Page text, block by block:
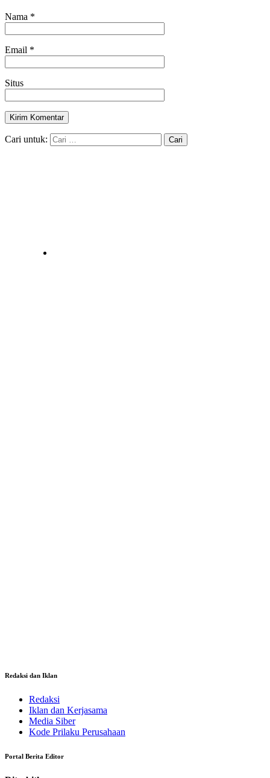
Nama *
Email *
Situs
Cari untuk:
Redaksi dan Iklan
Redaksi
Iklan dan Kerjasama
Media Siber
Kode Prilaku Perusahaan
Portal Berita Editor